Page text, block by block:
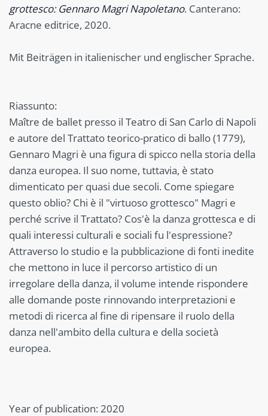
grottesco: Gennaro Magri Napoletano. Canterano:
Aracne editrice, 2020.
Mit Beiträgen in italienischer und englischer Sprache.
Riassunto:
Maître de ballet presso il Teatro di San Carlo di Napoli
e autore del Trattato teorico-pratico di ballo (1779),
Gennaro Magri è una figura di spicco nella storia della
danza europea. Il suo nome, tuttavia, è stato
dimenticato per quasi due secoli. Come spiegare
questo oblio? Chi è il "virtuoso grottesco" Magri e
perché scrive il Trattato? Cos'è la danza grottesca e di
quali interessi culturali e sociali fu l'espressione?
Attraverso lo studio e la pubblicazione di fonti inedite
che mettono in luce il percorso artistico di un
irregolare della danza, il volume intende rispondere
alle domande poste rinnovando interpretazioni e
metodi di ricerca al fine di ripensare il ruolo della
danza nell'ambito della cultura e della società
europea.
Year of publication: 2020